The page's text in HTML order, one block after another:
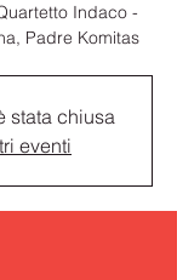
Indaco -
Padre Komitas
stata chiusa
eventi